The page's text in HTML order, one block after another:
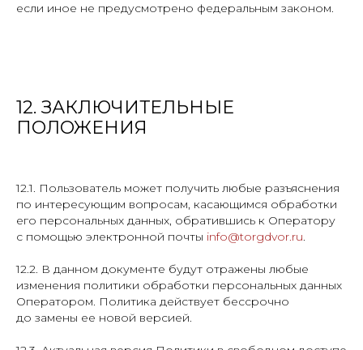
если иное не предусмотрено федеральным законом.
12. ЗАКЛЮЧИТЕЛЬНЫЕ
ПОЛОЖЕНИЯ
12.1. Пользователь может получить любые разъяснения
по интересующим вопросам, касающимся обработки
его персональных данных, обратившись к Оператору
с помощью электронной почты info@torgdvor.ru.
12.2. В данном документе будут отражены любые
изменения политики обработки персональных данных
Оператором. Политика действует бессрочно
до замены ее новой версией.